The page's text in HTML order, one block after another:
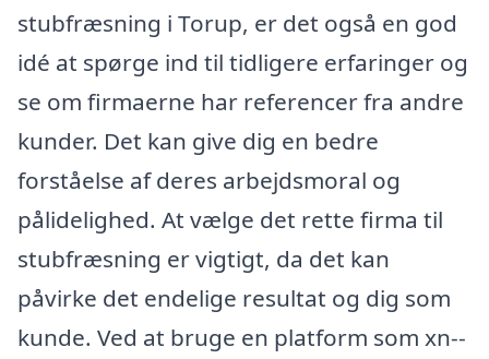
stubfræsning i Torup, er det også en god
idé at spørge ind til tidligere erfaringer og
se om firmaerne har referencer fra andre
kunder. Det kan give dig en bedre
forståelse af deres arbejdsmoral og
pålidelighed. At vælge det rette firma til
stubfræsning er vigtigt, da det kan
påvirke det endelige resultat og dig som
kunde. Ved at bruge en platform som xn--